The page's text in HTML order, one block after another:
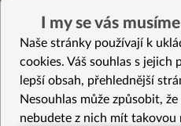
Osvěžující čaj s citronovými bylinkami
Nepečený jablečný dort s rybízem
Vybrané recepty
Salát z čerstvých žampionů
I my se vás
Naše stránky používají k
cookies. Váš souhlas s
lepší obsah, přehlednější
Nesouhlas může způsobit,
nebudete z nich mít takovou